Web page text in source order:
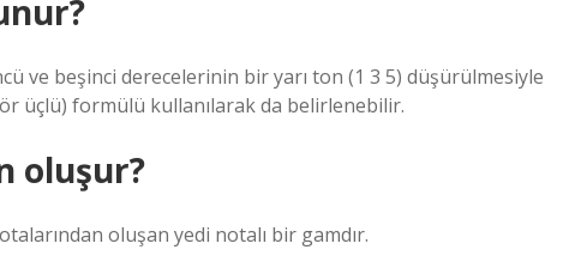
ve beşinci derecelerinin bir yarı ton (1 3 5) düşürülmesiyle
üçlü) formülü kullanılarak da belirlenebilir.
oluşur?
oluşan yedi notalı bir gamdır.